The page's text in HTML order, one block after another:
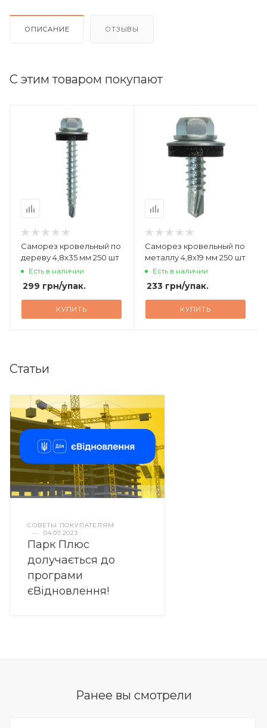
ОПИСАНИЕ ОТЗЫВЫ
С этим товаром покупают
Саморез кровельный по
дереву 4,8x35 мм 250 шт
Есть в наличии
299 грн/упак.
КУПИТЬ
Саморез кровельный по
металлу 4,8x19 мм 250 шт
Есть в наличии
233 грн/упак.
КУПИТЬ
Статьи
СОВЕТЫ ПОКУПАТЕЛЯМ
—
04.07.2023
Парк Плюс
долучається до
програми
єВідновлення!
Ранее вы смотрели